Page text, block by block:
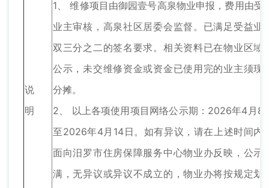
说
明
1、 维修项目由御园壹号高泉物业申报，费用由受
业主审核，高泉社区居委会监督。已满足受益业
双三分之二的签名要求。相关资料已在物业区域
公示，未交维修资金或资金已使用完的业主须现
分摊。
2、 以上各项使用项目网络公示期：2026年4月8
至2026年4月14日。如有异议，请在上述时间内
面向汨罗市住房保障服务中心物业办反映，公示
满，无异议或异议不成立的，物业办将按规定划